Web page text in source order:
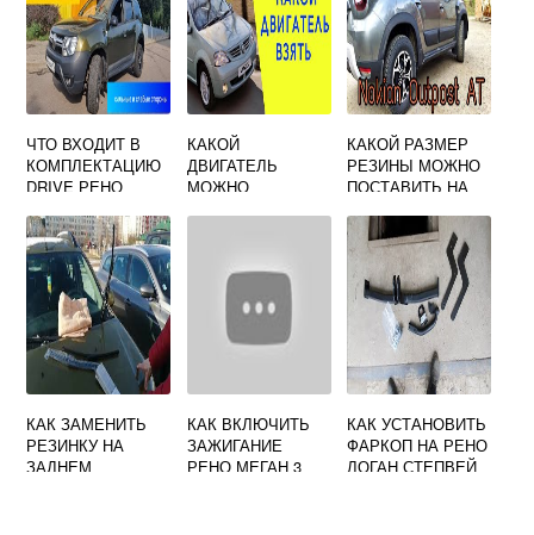
ЧТО ВХОДИТ В
КОМПЛЕКТАЦИЮ
DRIVE РЕНО
КАКОЙ
ДВИГАТЕЛЬ
МОЖНО
СТАНДАРТНОГО
КАКОЙ РАЗМЕР
РЕЗИНЫ МОЖНО
ПОСТАВИТЬ НА
КАК ЗАМЕНИТЬ
РЕЗИНКУ НА
ЗАДНЕМ
КАК ВКЛЮЧИТЬ
ЗАЖИГАНИЕ
РЕНО МЕГАН 3
КАК УСТАНОВИТЬ
ФАРКОП НА РЕНО
ЛОГАН СТЕПВЕЙ